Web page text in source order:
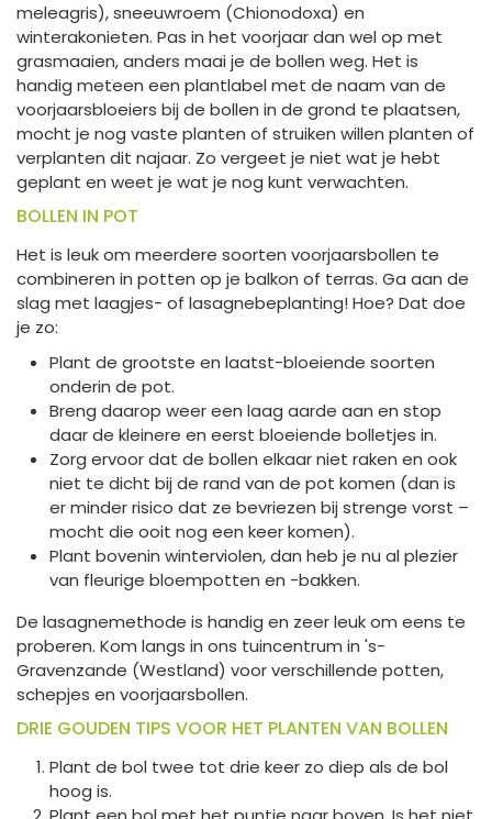
meleagris), sneeuwroem (Chionodoxa) en
winterakonieten. Pas in het voorjaar dan wel op met
grasmaaien, anders maai je de bollen weg. Het is
handig meteen een plantlabel met de naam van de
voorjaarsbloeiers bij de bollen in de grond te plaatsen,
mocht je nog vaste planten of struiken willen planten of
verplanten dit najaar. Zo vergeet je niet wat je hebt
geplant en weet je wat je nog kunt verwachten.
BOLLEN IN POT
Het is leuk om meerdere soorten voorjaarsbollen te
combineren in potten op je balkon of terras. Ga aan de
slag met laagjes- of lasagnebeplanting! Hoe? Dat doe
je zo:
Plant de grootste en laatst-bloeiende soorten
onderin de pot.
Breng daarop weer een laag aarde aan en stop
daar de kleinere en eerst bloeiende bolletjes in.
Zorg ervoor dat de bollen elkaar niet raken en ook
niet te dicht bij de rand van de pot komen (dan is
er minder risico dat ze bevriezen bij strenge vorst –
mocht die ooit nog een keer komen).
Plant bovenin winterviolen, dan heb je nu al plezier
van fleurige bloempotten en -bakken.
De lasagnemethode is handig en zeer leuk om eens te
proberen. Kom langs in ons tuincentrum in 's-
Gravenzande (Westland) voor verschillende potten,
schepjes en voorjaarsbollen.
DRIE GOUDEN TIPS VOOR HET PLANTEN VAN BOLLEN
Plant de bol twee tot drie keer zo diep als de bol
hoog is.